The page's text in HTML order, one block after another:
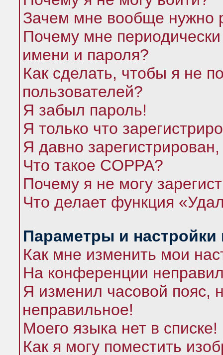
Зачем мне вообще нужно
Почему мне
имени и пароля?
Как сделать, чтобы я не
пользователей?
Я забыл пароль!
Я только что
Я давно
Что такое COPPA?
Почему я не могу
Что делает функция
Параметры и настройки
Как мне изменить мои
На конференции
Я изменил часовой пояс,
неправильное!
Моего языка нет в списке!
Как я могу поместить